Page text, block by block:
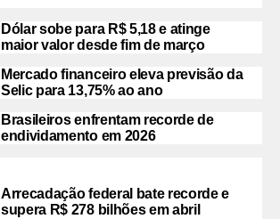
Dólar sobe para R$ 5,18 e atinge
maior valor desde fim de março
Mercado financeiro eleva previsão da
Selic para 13,75% ao ano
Brasileiros enfrentam recorde de
endividamento em 2026
Arrecadação federal bate recorde e
supera R$ 278 bilhões em abril